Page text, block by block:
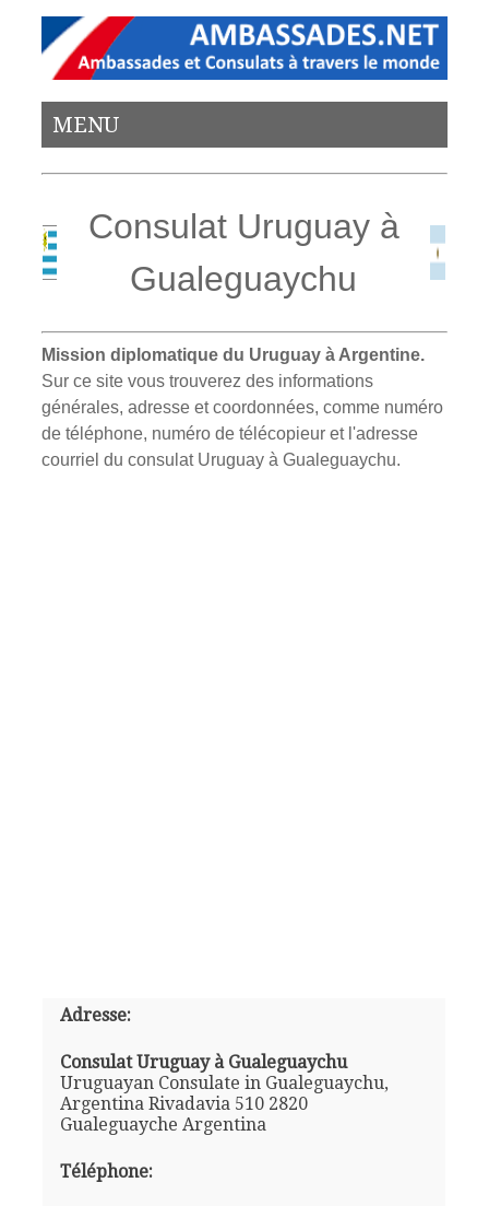
MENU
Consulat Uruguay à
Gualeguaychu
Mission diplomatique du Uruguay à Argentine.
Sur ce site vous trouverez des informations
générales, adresse et coordonnées, comme numéro
de téléphone, numéro de télécopieur et l'adresse
courriel du consulat Uruguay à Gualeguaychu.
Adresse:
Consulat Uruguay à Gualeguaychu
Uruguayan Consulate in Gualeguaychu,
Argentina Rivadavia 510 2820
Gualeguayche Argentina
Téléphone: